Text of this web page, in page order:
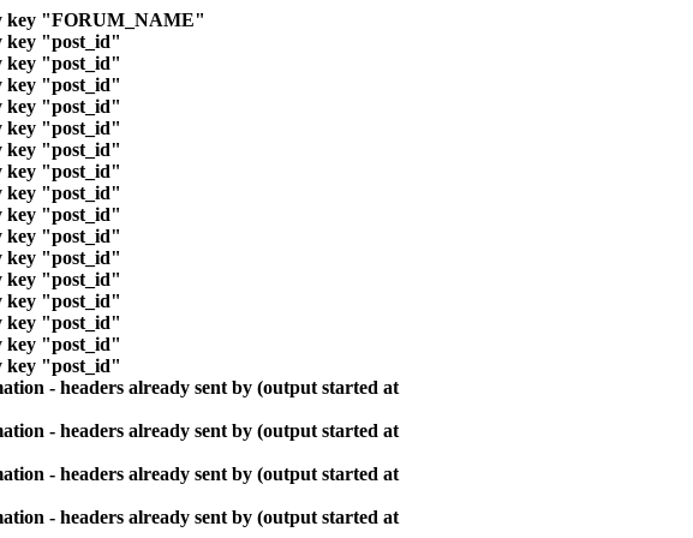
key "FORUM_NAME"
key "post_id"
key "post_id"
key "post_id"
key "post_id"
key "post_id"
key "post_id"
key "post_id"
key "post_id"
key "post_id"
key "post_id"
key "post_id"
key "post_id"
key "post_id"
key "post_id"
key "post_id"
key "post_id"
- headers already sent by (output started at
- headers already sent by (output started at
- headers already sent by (output started at
- headers already sent by (output started at